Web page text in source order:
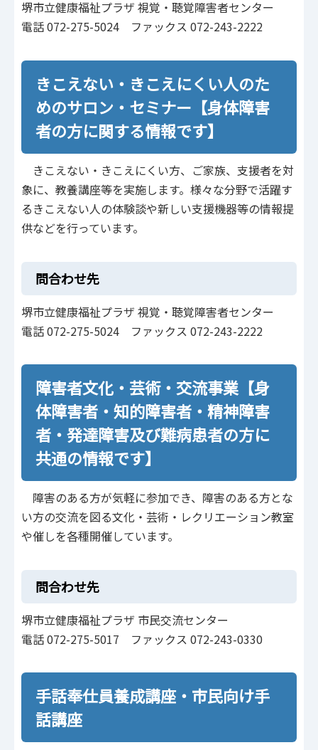
堺市立健康福祉プラザ 視覚・聴覚障害者センター
電話 072-275-5024 ファックス 072-243-2222
きこえない・きこえにくい人のた
めのサロン・セミナー【身体障害
者の方に関する情報です】
きこえない・きこえにくい方、ご家族、支援者を対
象に、教養講座等を実施します。様々な分野で活躍す
るきこえない人の体験談や新しい支援機器等の情報提
供などを行っています。
問合わせ先
堺市立健康福祉プラザ 視覚・聴覚障害者センター
電話 072-275-5024 ファックス 072-243-2222
障害者文化・芸術・交流事業【身
体障害者・知的障害者・精神障害
者・発達障害及び難病患者の方に
共通の情報です】
障害のある方が気軽に参加でき、障害のある方とな
い方の交流を図る文化・芸術・レクリエーション教室
や催しを各種開催しています。
問合わせ先
堺市立健康福祉プラザ 市民交流センター
電話 072-275-5017 ファックス 072-243-0330
手話奉仕員養成講座・市民向け手
話講座